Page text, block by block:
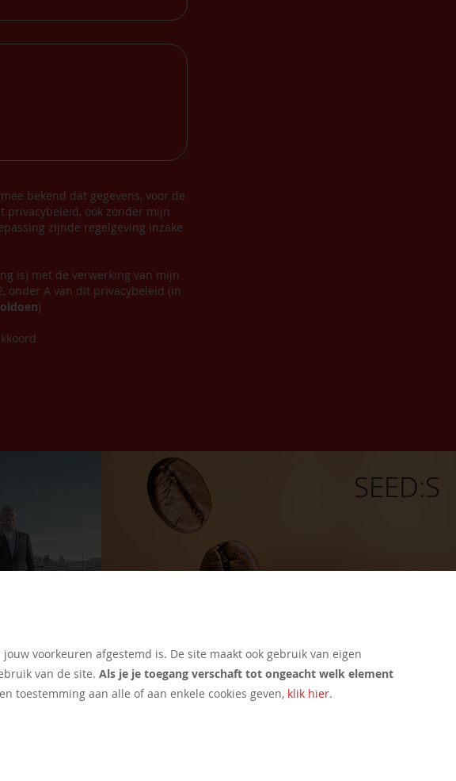
bekend dat gegevens, voor de
privacybeleid, ook zonder mijn
zijnde regelgeving inzake
is) met de verwerking van mijn
onder A van dit privacybeleid (in
)
SEED:S
voorkeuren afgestemd is. De site maakt ook gebruik van eigen
van de site. Als je je toegang verschaft tot ongeacht welk element
toestemming aan alle of aan enkele cookies geven, klik hier.